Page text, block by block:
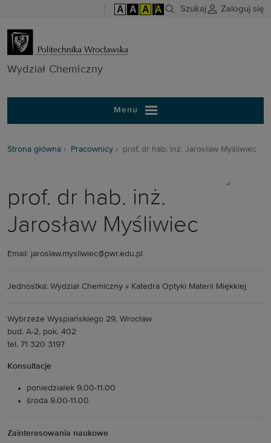
A A A A Szukaj Zaloguj się
Wydział
Wydział Chemiczny
Menu
Strona główna Pracownicy prof. dr hab. inż. Jarosław Myśliwiec
prof. dr hab. inż.
Jarosław Myśliwiec
Email: jaroslaw.mysliwiec@pwr.edu.pl
Jednostka: Wydział Chemiczny » Katedra Optyki Materii Miękkiej
Wybrzeże Wyspiańskiego 29, Wrocław
bud. A-2, pok. 402
tel. 71 320 3197
Konsultacje
poniedziałek 9.00-11.00
środa 9.00-11.00
Zainteresowania naukowe